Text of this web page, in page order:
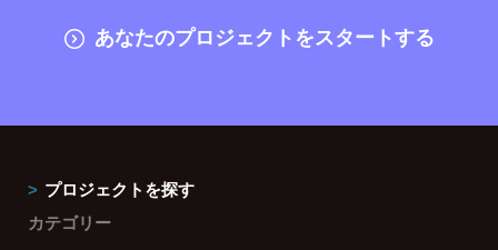
あなたのプロジェクトをスタートする
プロジェクトを探す
カテゴリー